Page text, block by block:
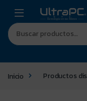
Inicio Productos